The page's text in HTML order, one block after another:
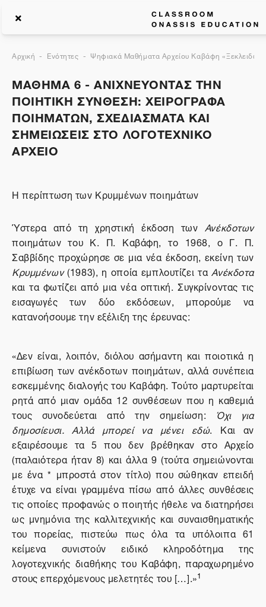
Αρχική Ενότητες Ψηφιακά Μαθήματα Αρχείου Καβάφη
ΜΑΘΗΜΑ 6 - ΑΝΙΧΝΕΥΟΝΤΑΣ ΤΗΝ
ΠΟΙΗΤΙΚΗ ΣΥΝΘΕΣΗ: ΧΕΙΡΟΓΡΑΦΑ
ΠΟΙΗΜΑΤΩΝ, ΣΧΕΔΙΑΣΜΑΤΑ ΚΑΙ
ΣΗΜΕΙΩΣΕΙΣ ΣΤΟ ΛΟΓΟΤΕΧΝΙΚΟ
ΑΡΧΕΙΟ
Η περίπτωση των Κρυμμένων ποιημάτων
Ύστερα από τη χρηστική έκδοση των Ανέκδοτων
ποιημάτων του Κ. Π. Καβάφη, το 1968, ο Γ. Π.
Σαββίδης προχώρησε σε μια νέα έκδοση, εκείνη των
Κρυμμένων(1983), η οποία εμπλουτίζει ταΑνέκδοτα
και τα φωτίζει από μια νέα οπτική. Συγκρίνοντας τις
εισαγωγές των δύο εκδόσεων, μπορούμε να
κατανοήσουμε την εξέλιξη της έρευνας:
«Δεν είναι, λοιπόν, διόλου ασήμαντη και ποιοτικά η
επιβίωση των ανέκδοτων ποιημάτων, αλλά συνέπεια
εσκεμμένης διαλογής του Καβάφη. Τούτο μαρτυρείται
ρητά από μιαν ομάδα 12 συνθέσεων που η καθεμιά
τους συνοδεύεται από την σημείωση: Όχι για
δημοσίευσι. Αλλά μπορεί να μένει εδώ. Και αν
εξαιρέσουμε τα 5 που δεν βρέθηκαν στο Αρχείο
(παλαιότερα ήταν 8) και άλλα 9 (τούτα σημειώνονται
με ένα * μπροστά στον τίτλο) που σώθηκαν επειδή
έτυχε να είναι γραμμένα πίσω από άλλες συνθέσεις
τις οποίες προφανώς ο ποιητής ήθελε να διατηρήσει
ως μνημόνια της καλλιτεχνικής και συναισθηματικής
του πορείας, πιστεύω πως όλα τα υπόλοιπα 61
κείμενα συνιστούν ειδικό κληροδότημα της
λογοτεχνικής διαθήκης του Καβάφη, παραχωρημένο
στους επερχόμενους μελετητές του […].»1